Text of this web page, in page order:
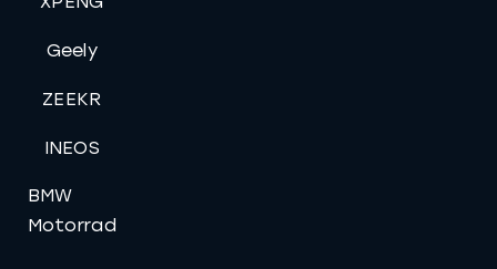
Geely
ZEEKR
INEOS
BMW
Motorrad